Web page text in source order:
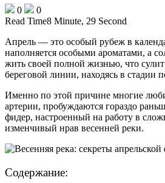
0
0
Read Time8 Minute, 29 Second
Апрель — это особый рубеж в
наполняется особыми ароматами, а
жить своей полной жизнью, что
береговой линии, находясь в
Именно по этой причине многие
артерии, пробуждаются гораздо
фидер, настроенный на работу в
изменчивый нрав весенней реки.
Содержание: